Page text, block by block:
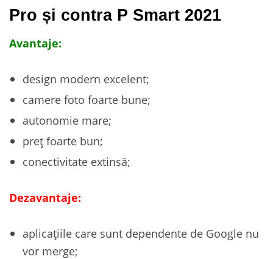
Pro și contra P Smart 2021
Avantaje:
design modern excelent;
camere foto foarte bune;
autonomie mare;
preț foarte bun;
conectivitate extinsă;
Dezavantaje:
aplicațiile care sunt dependente de Google nu
vor merge;